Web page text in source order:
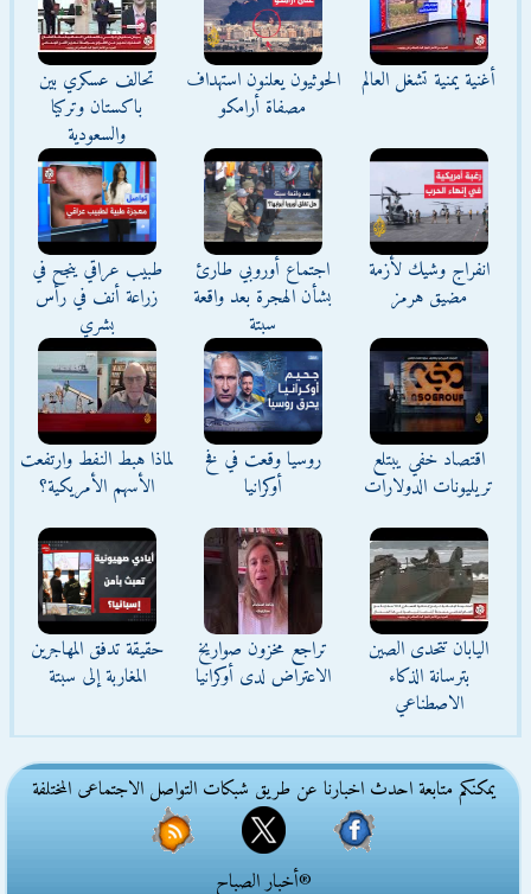
أغنية يمنية تشغل العالم
الحوثيون يعلنون استهداف
مصفاة أرامكو
تحالف عسكري بين
باكستان وتركيا
والسعودية
انفراج وشيك لأزمة
مضيق هرمز
اجتماع أوروبي طارئ
بشأن الهجرة بعد واقعة
سبتة
طبيب عراقي ينجح في
زراعة أنف في رأس
بشري
اقتصاد خفي يبتلع
تريليونات الدولارات
روسيا وقعت في فخ
أوكرانيا
لماذا هبط النفط وارتفعت
الأسهم الأمريكية؟
اليابان تتحدى الصين
بترسانة الذكاء
الاصطناعي
تراجع مخزون صواريخ
الاعتراض لدى أوكرانيا
حقيقة تدفق المهاجرين
المغاربة إلى سبتة
يمكنكم متابعة احدث اخبارنا عن طريق شبكات التواصل الاجتماعى المختلفة
®أخبار الصباح